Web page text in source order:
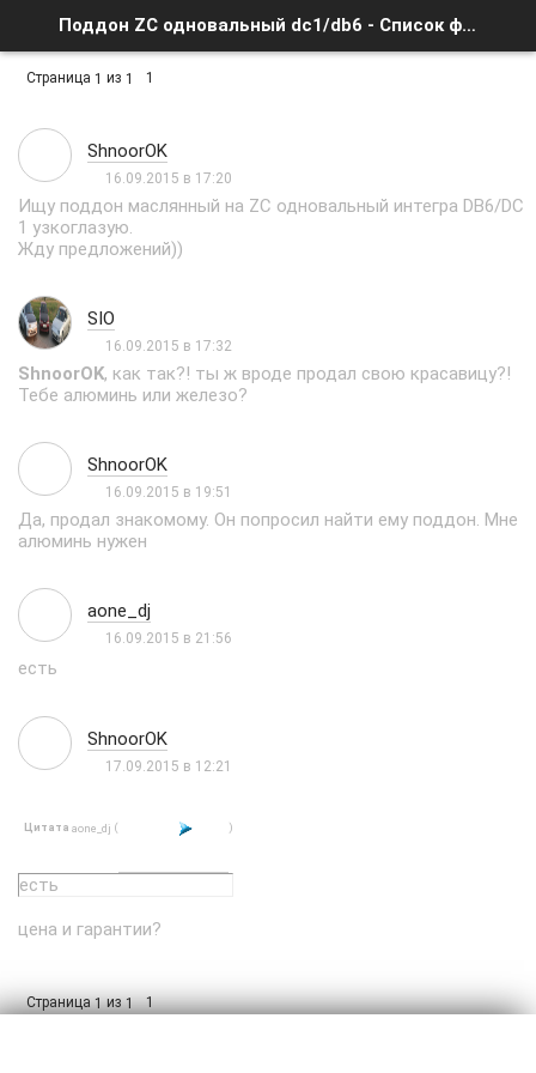
Поддон ZC одновальный dc1/db6 - Список форумов
Страница 1 из 1 1
ShnoorOK
16.09.2015 в 17:20
Ищу поддон маслянный на ZC одновальный интегра DB6/DC
1 узкоглазую.
Жду предложений))
SIO
16.09.2015 в 17:32
ShnoorOK, как так?! ты ж вроде продал свою красавицу?!
Тебе алюминь или железо?
ShnoorOK
16.09.2015 в 19:51
Да, продал знакомому. Он попросил найти ему поддон. Мне
алюминь нужен
aone_dj
16.09.2015 в 21:56
есть
ShnoorOK
17.09.2015 в 12:21
Цитата aone_dj ( )
есть
цена и гарантии?
Страница1из1 1